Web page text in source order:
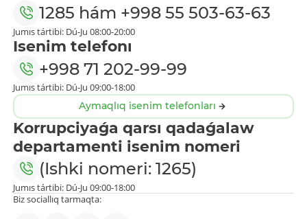
1285 hám +998 55 503-63-63
Jumıs tártibi: Dú-Ju 08:00-20:00
Isenim telefonı
+998 71 202-99-99
Jumıs tártibi: Dú-Ju 09:00-18:00
Aymaqlıq isenim telefonları
Korrupciyaǵa qarsı qadaǵalaw
departamenti isenim nomeri
(Ishki nomeri: 1265)
Jumıs tártibi: Dú-Ju 09:00-18:00
Biz sociallıq tarmaqta: